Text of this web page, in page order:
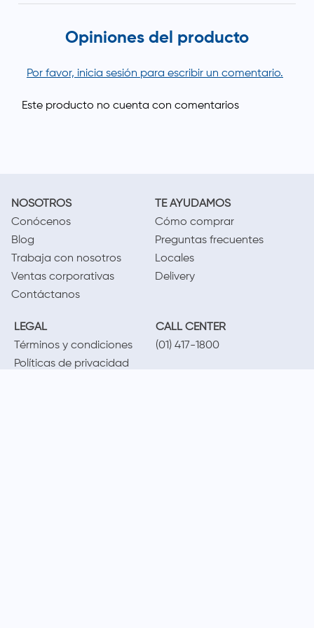
Opiniones del producto
Por favor, inicia sesión para escribir un comentario.
NOSOTROS
Conócenos
Blog
Trabaja con nosotros
Ventas corporativas
Contáctanos
TE AYUDAMOS
Cómo comprar
Preguntas frecuentes
Locales
Delivery
LEGAL
Términos y condiciones
Políticas de privacidad
CALL CENTER
(01) 417-1800